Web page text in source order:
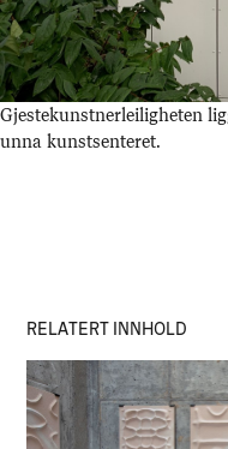
Gjestekunstnerleiligheten
unna kunstsenteret.
RELATERT INNHOLD